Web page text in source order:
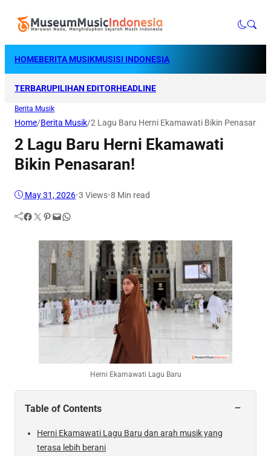
HOMEBERITA MUSIKMUSISI INDONESIA
TERBARUPILIHAN EDITORHEADLINE
Berita Musik
Home/Berita Musik/2 Lagu Baru Herni Ekamawati Bikin Penasaran!
2 Lagu Baru Herni Ekamawati
Bikin Penasaran!
May 31, 2026•3 Views•8 Min read
Facebook Twitter Pinterest Mail WhatsApp
Herni Ekamawati Lagu Baru
Table of Contents −
Herni Ekamawati Lagu Baru dan arah musik yang
terasa lebih berani